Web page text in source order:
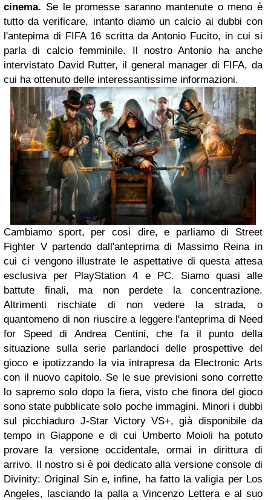
cinema. Se le promesse saranno mantenute o meno è
tutto da verificare, intanto diamo un calcio ai dubbi con
l'antepima di FIFA 16 scritta da Antonio Fucito, in cui si
parla di calcio femminile. Il nostro Antonio ha anche
intervistato David Rutter, il general manager di FIFA, da
cui ha ottenuto delle interessantissime informazioni.
Cambiamo sport, per così dire, e parliamo di Street
Fighter V partendo dall'anteprima di Massimo Reina in
cui ci vengono illustrate le aspettative di questa attesa
esclusiva per PlayStation 4 e PC. Siamo quasi alle
battute finali, ma non perdete la concentrazione.
Altrimenti rischiate di non vedere la strada, o
quantomeno di non riuscire a leggere l'anteprima di Need
for Speed di Andrea Centini, che fa il punto della
situazione sulla serie parlandoci delle prospettive del
gioco e ipotizzando la via intrapresa da Electronic Arts
con il nuovo capitolo. Se le sue previsioni sono corrette
lo sapremo solo dopo la fiera, visto che finora del gioco
sono state pubblicate solo poche immagini. Minori i dubbi
sul picchiaduro J-Star Victory VS+, già disponibile da
tempo in Giappone e di cui Umberto Moioli ha potuto
provare la versione occidentale, ormai in dirittura di
arrivo. Il nostro si è poi dedicato alla versione console di
Divinity: Original Sin e, infine, ha fatto la valigia per Los
Angeles, lasciando la palla a Vincenzo Lettera e al suo